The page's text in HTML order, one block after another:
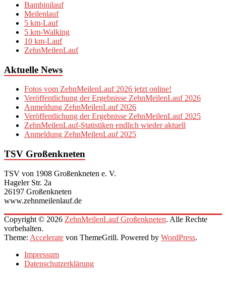
Bambinilauf
Meilenlauf
5 km-Lauf
5 km-Walking
10 km-Lauf
ZehnMeilenLauf
Aktuelle News
Fotos vom ZehnMeilenLauf 2026 jetzt online!
Veröffentlichung der Ergebnisse ZehnMeilenLauf 2026
Anmeldung ZehnMeilenLauf 2026
Veröffentlichung der Ergebnisse ZehnMeilenLauf 2025
ZehnMeilenLauf-Statistiken endlich wieder aktuell
Anmeldung ZehnMeilenLauf 2025
TSV Großenkneten
TSV von 1908 Großenkneten e. V.
Hageler Str. 2a
26197 Großenkneten
www.zehnmeilenlauf.de
Copyright © 2026 ZehnMeilenLauf Großenkneten. Alle Rechte
vorbehalten.
Theme: Accelerate von ThemeGrill. Powered by WordPress.
Impressum
Datenschutzerklärung